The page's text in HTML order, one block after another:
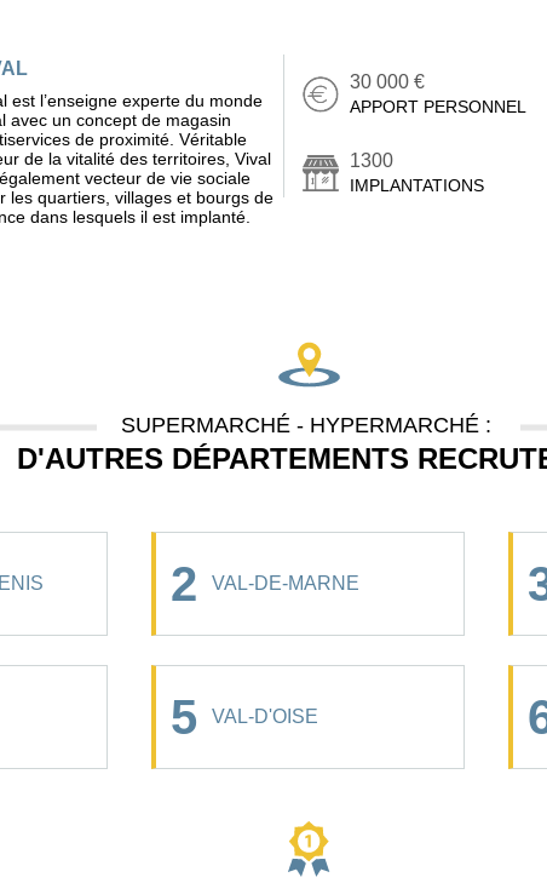
est l’enseigne experte du monde
avec un concept de magasin
de proximité. Véritable
de la vitalité des territoires, Vival
vecteur de vie sociale
les quartiers, villages et bourgs de
dans lesquels il est implanté.
30 000 €
APPORT PERSONNEL
1300
IMPLANTATIONS
SUPERMARCHÉ - HYPERMARCHÉ :
D'AUTRES DÉPARTEMENTS
2 VAL-DE-MARNE
5 VAL-D'OISE